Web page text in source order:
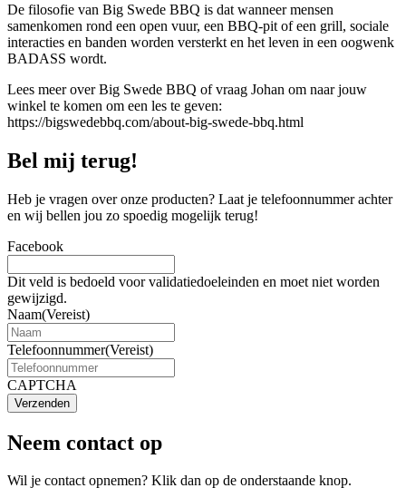
De filosofie van Big Swede BBQ is dat wanneer mensen
samenkomen rond een open vuur, een BBQ-pit of een grill, sociale
interacties en banden worden versterkt en het leven in een oogwenk
BADASS wordt.
Lees meer over Big Swede BBQ of vraag Johan om naar jouw
winkel te komen om een les te geven:
https://bigswedebbq.com/about-big-swede-bbq.html
Bel mij terug!
Heb je vragen over onze producten? Laat je telefoonnummer achter
en wij bellen jou zo spoedig mogelijk terug!
Facebook
Dit veld is bedoeld voor validatiedoeleinden en moet niet worden
gewijzigd.
Naam(Vereist)
Telefoonnummer(Vereist)
CAPTCHA
Verzenden
Neem contact op
Wil je contact opnemen? Klik dan op de onderstaande knop.